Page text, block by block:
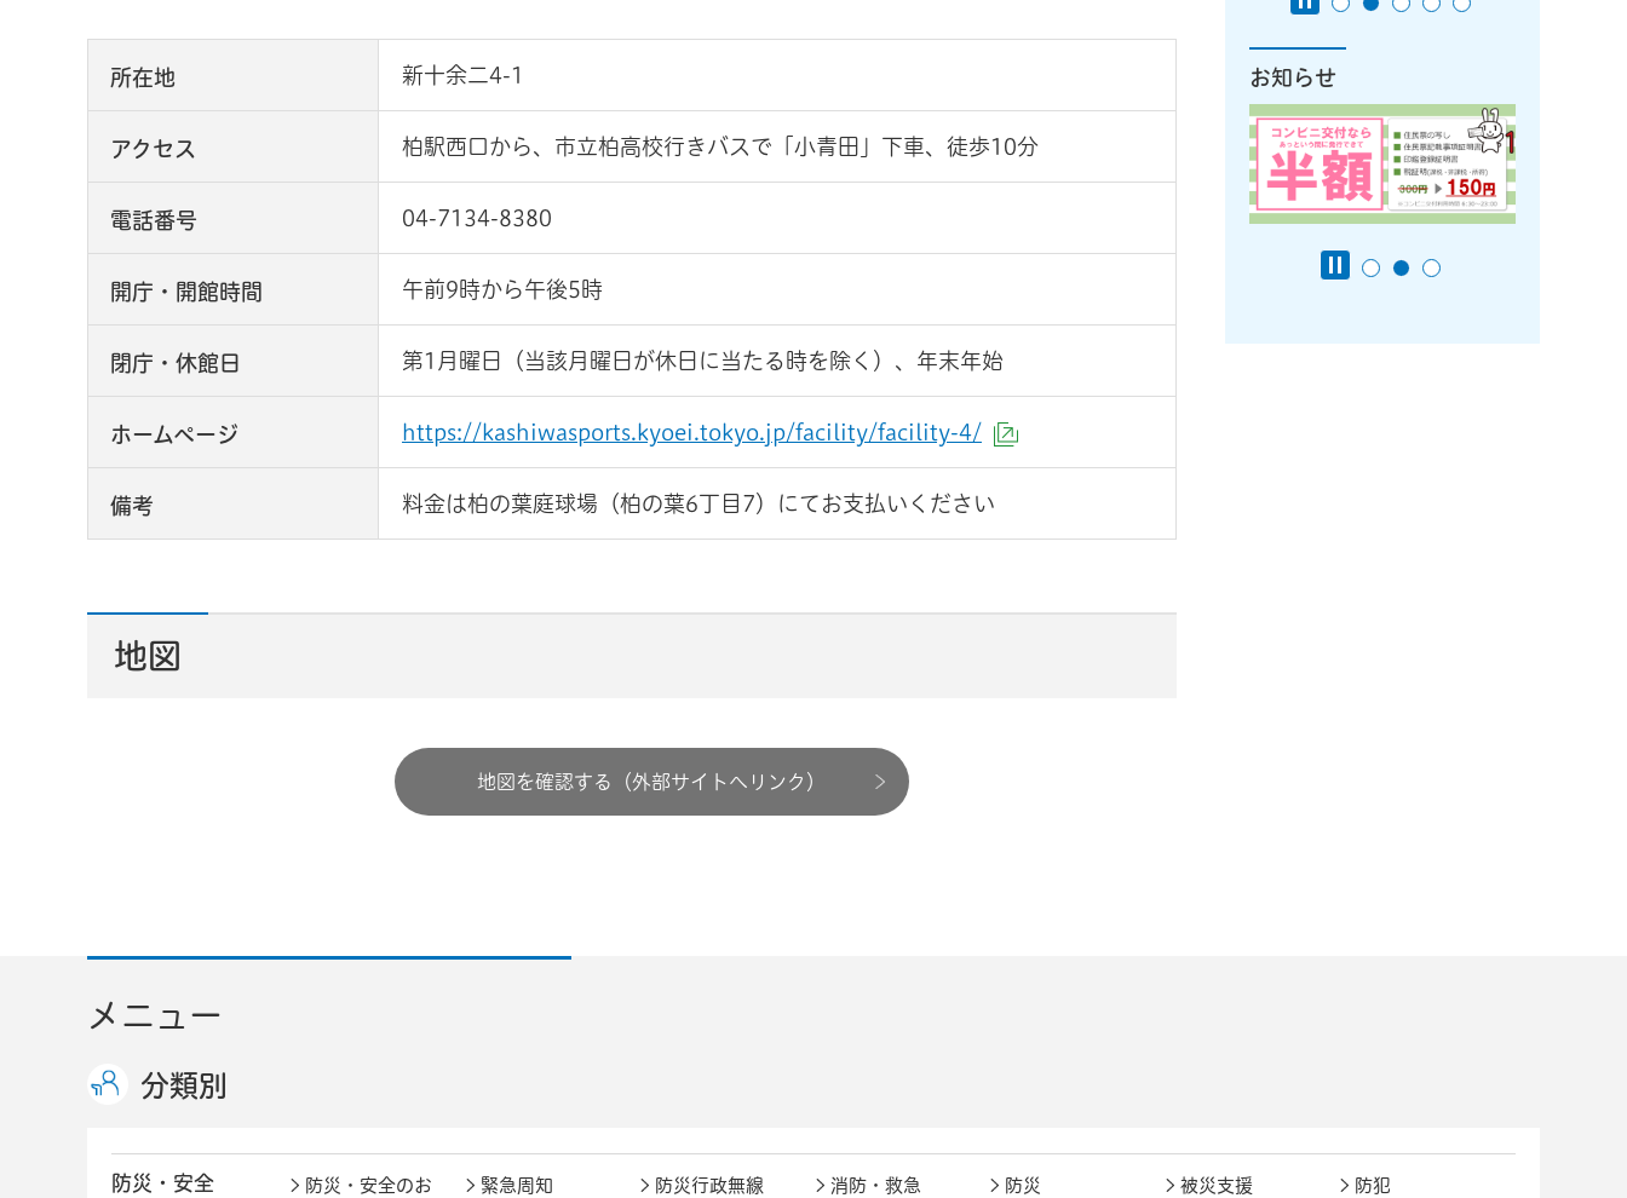
所在地 新十余二4-1
アクセス 柏駅西口から、市立柏高校行きバスで「小青田」下車、徒歩10分
電話番号 04-7134-8380
開庁・開館時間 午前9時から午後5時
閉庁・休館日 第1月曜日（当該月曜日が休日に当たる時を除く）、年末年始
ホームページ https://kashiwasports.kyoei.tokyo.jp/facility/facility-4/
備考 料金は柏の葉庭球場（柏の葉6丁目7）にてお支払いください
地図
地図を確認する（外部サイトへリンク）
お知らせ
メニュー
分類別
防災・安全
防災・安全のお
緊急周知 防災行政無線 消防・救急 防災 被災支援 防犯